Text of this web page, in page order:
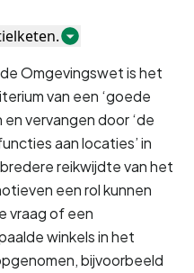
Omgevingswet is het
van een ‘goede
en vervangen door ‘de
aan locaties’ in
reikwijdte van het
een rol kunnen
vraag of een
winkels in het
bijvoorbeeld